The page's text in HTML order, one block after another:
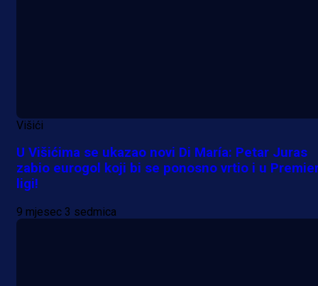
Višići
U Višićima se ukazao novi Di María: Petar Juras
zabio eurogol koji bi se ponosno vrtio i u
ligi!
9 mjesec 3 sedmica